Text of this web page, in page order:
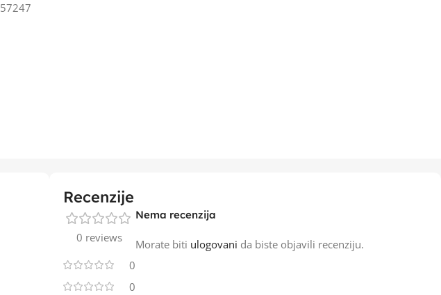
57247
Recenzije
0 reviews
0
0
Nema recenzija
Morate biti ulogovani da biste objavili recenziju.